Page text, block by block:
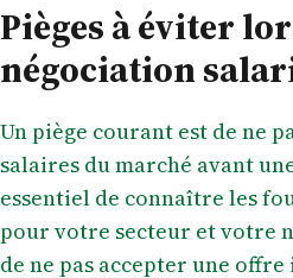
Pièges à éviter
négociation
Un piège courant est de ne
salaires du marché avant
essentiel de connaître les
pour votre secteur et votre
de ne pas accepter une